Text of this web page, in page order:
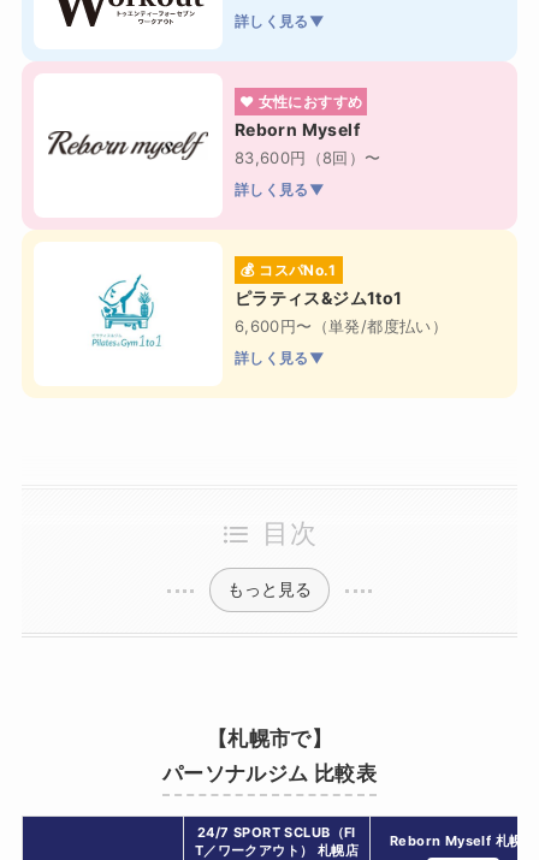
詳しく見る▼
❤ 女性におすすめ
Reborn Myself
83,600円（8回）〜
詳しく見る▼
💰 コスパNo.1
ピラティス&ジム1to1
6,600円〜（単発/都度払い）
詳しく見る▼
目次
もっと見る
【札幌市で】
パーソナルジム 比較表
24/7 SPORT SCLUB（FI
T／ワークアウト） 札幌店
Reborn Myself 札幌店